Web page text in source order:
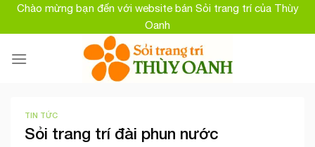
SkipChào mừng bạn đến với website bán Sỏi trang trí của Thùy
Oanh
TIN TỨC
Sỏi trang trí đài phun nước